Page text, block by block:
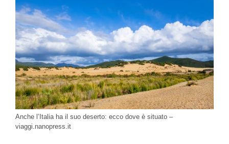
Anche l’Italia ha il suo deserto: ecco dove è situato –
viaggi.nanopress.it